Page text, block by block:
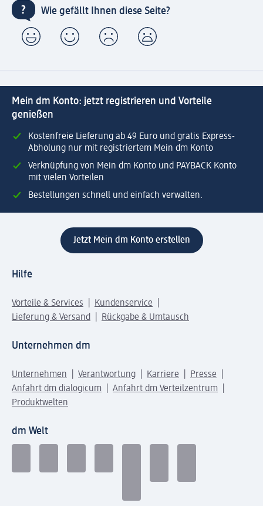
Wie gefällt Ihnen diese Seite?
Mein dm Konto: jetzt registrieren und Vorteile
genießen
Kostenfreie Lieferung ab 49 Euro und gratis Express-
Abholung nur mit registriertem Mein dm Konto
Verknüpfung von Mein dm Konto und PAYBACK Konto
mit vielen Vorteilen
Bestellungen schnell und einfach verwalten.
Jetzt Mein dm Konto erstellen
Hilfe
Vorteile & Services
Kundenservice
Lieferung & Versand
Rückgabe & Umtausch
Unternehmen dm
Unternehmen Verantwortung Karriere
Presse
Anfahrt dm dialogicum
Anfahrt dm Verteilzentrum
Produktwelten
dm Welt